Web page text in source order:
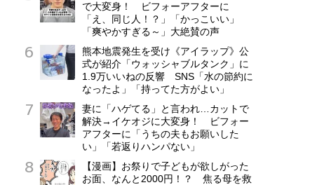
で大変身！ ビフォーアフターに
「え、同じ人！？」「かっこいい」
「爽やかすぎる～」大絶賛の声
熊本地震発生を受け《アイラップ》公
式が紹介「ウォッシャブルタンク」に
1.9万いいねの反響 SNS「水の節約に
なったよ」「持ってた方がよい」
妻に「ハゲてる」と言われ…カットで
解決→イケオジに大変身！ ビフォー
アフターに「うちの夫もお願いした
い」「若返りハンパない」
【漫画】お祭りで子どもが欲しがった
お面、なんと2000円！？ 焦る母を救